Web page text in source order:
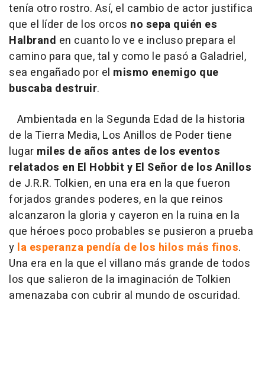
tenía otro rostro. Así, el cambio de actor justifica
que el líder de los orcos no sepa quién es
Halbrand en cuanto lo ve e incluso prepara el
camino para que, tal y como le pasó a Galadriel,
sea engañado por el mismo enemigo que
buscaba destruir.
Ambientada en la Segunda Edad de la historia
de la Tierra Media, Los Anillos de Poder tiene
lugar miles de años antes de los eventos
relatados en El Hobbit y El Señor de los Anillos
de J.R.R. Tolkien, en una era en la que fueron
forjados grandes poderes, en la que reinos
alcanzaron la gloria y cayeron en la ruina en la
que héroes poco probables se pusieron a prueba
y la esperanza pendía de los hilos más finos.
Una era en la que el villano más grande de todos
los que salieron de la imaginación de Tolkien
amenazaba con cubrir al mundo de oscuridad.